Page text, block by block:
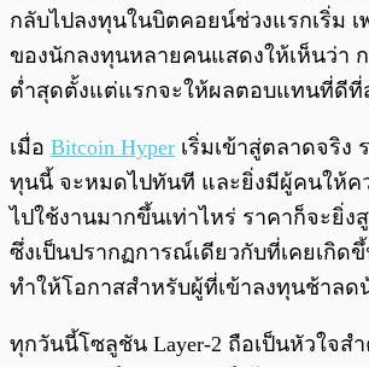
กลับไปลงทุนในบิตคอยน์ช่วงแรกเริ่ม เ
ของนักลงทุนหลายคนแสดงให้เห็นว่า
ต่ำสุดตั้งแต่แรกจะให้ผลตอบแทนที่ดีที่
เมื่อ Bitcoin Hyper เริ่มเข้าสู่ตลาดจริง
ทุนนี้ จะหมดไปทันที และยิ่งมีผู้คนให้ค
ไปใช้งานมากขึ้นเท่าไหร่ ราคาก็จะยิ่ง
ซึ่งเป็นปรากฏการณ์เดียวกับที่เคยเกิด
ทำให้โอกาสสำหรับผู้ที่เข้าลงทุนช้าลด
ทุกวันนี้โซลูชัน Layer-2 ถือเป็นหัวใจส